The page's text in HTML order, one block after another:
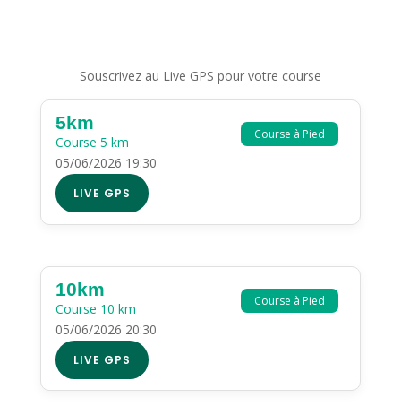
Souscrivez au Live GPS pour votre course
Course à Pied
5km
Course 5 km
05/06/2026 19:30
LIVE GPS
Course à Pied
10km
Course 10 km
05/06/2026 20:30
LIVE GPS